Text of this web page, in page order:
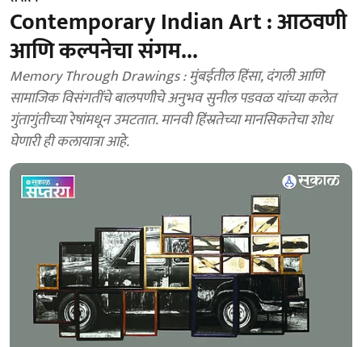
Contemporary Indian Art : आठवणी
आणि कल्पनेचा संगम...
Memory Through Drawings : मुंबईतील हिंसा, दंगली आणि
सामाजिक विसंगतींचे बालपणीचे अनुभव सुनील पडवळ यांच्या कलेत
गुंतागुंतीच्या रेषांमधून उमटतात. मानवी हिंस्रतेच्या मानसिकतेचा शोध
घेणारी ही कलायात्रा आहे.